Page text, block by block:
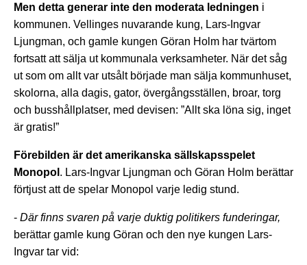
Men detta generar inte den moderata ledningen i
kommunen. Vellinges nuvarande kung, Lars-Ingvar
Ljungman, och gamle kungen Göran Holm har tvärtom
fortsatt att sälja ut kommunala verksamheter. När det såg
ut som om allt var utsålt började man sälja kommunhuset,
skolorna, alla dagis, gator, övergångsställen, broar, torg
och busshållplatser, med devisen: ”Allt ska löna sig, inget
är gratis!”
Förebilden är det amerikanska sällskapsspelet
Monopol . Lars-Ingvar Ljungman och Göran Holm berättar
förtjust att de spelar Monopol varje ledig stund.
- Där finns svaren på varje duktig politikers funderingar,
berättar gamle kung Göran och den nye kungen Lars-
Ingvar tar vid: